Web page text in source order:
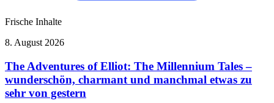
Frische Inhalte
The
of
Elliot:
The
Millennium
8. August 2026
The Adventures of Elliot: The Millennium Tales –
wunderschön, charmant und manchmal etwas zu
sehr von gestern